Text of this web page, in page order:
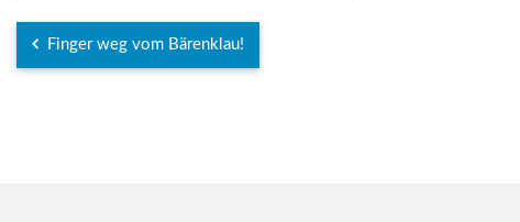
Finger weg vom Bärenklau!